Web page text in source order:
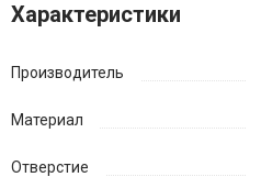
Характеристики
Производитель
Материал
Отверстие